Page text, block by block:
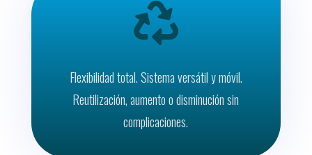

Flexibilidad total. Sistema versátil y móvil.
Reutilización, aumento o disminución sin
complicaciones.